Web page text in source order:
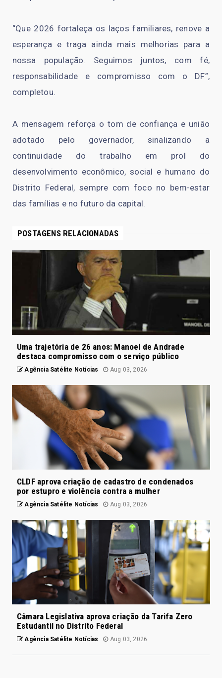
“Que 2026 fortaleça os laços familiares, renove a
esperança e traga ainda mais melhorias para a
nossa população. Seguimos juntos, com fé,
responsabilidade e compromisso com o DF”,
completou.
A mensagem reforça o tom de confiança e união
adotado pelo governador, sinalizando a
continuidade do trabalho em prol do
desenvolvimento econômico, social e humano do
Distrito Federal, sempre com foco no bem-estar
das famílias e no futuro da capital.
POSTAGENS RELACIONADAS
Uma trajetória de 26 anos: Manoel de Andrade
destaca compromisso com o serviço público
Agência Satélite Notícias Aug 03, 2026
CLDF aprova criação de cadastro de condenados
por estupro e violência contra a mulher
Agência Satélite Notícias Aug 03, 2026
Câmara Legislativa aprova criação da Tarifa Zero
Estudantil no Distrito Federal
Agência Satélite Notícias Aug 03, 2026